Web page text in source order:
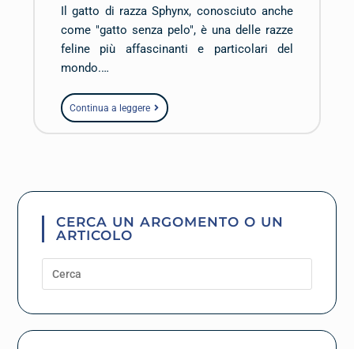
Il gatto di razza Sphynx, conosciuto anche
come "gatto senza pelo", è una delle razze
feline più affascinanti e particolari del
mondo.…
Continua a leggere
CERCA UN ARGOMENTO O UN
ARTICOLO